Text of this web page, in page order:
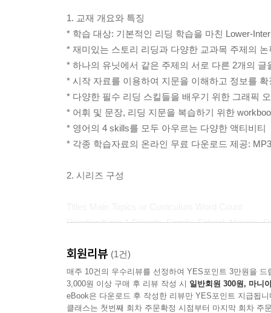
1. 교재 개요와 특징
* 학습 대상: 기본적인 리딩 학습을 마친 Lower-
* 재미있는 스토리 리딩과 다양한 교과목 주제의
* 하나의 유닛에서 같은 주제의 서로 다른 2개의 글
* 시작 자료를 이용하여 지문을 이해하고 정보를
* 다양한 필수 리딩 스킬들을 배우기 위한 그래픽
* 어휘 및 문장, 리딩 지문을 복습하기 위한
* 영어의 4 skills를 모두 아우르는 다양한 액티비티
* 각종 학습자료의 온라인 무료 다운로드 제공:
2. 시리즈 구성
Reading Keys 1 Friends, Family, School, Movies,
Reading Keys 3 Social Studies, Science,
3. 세부 구성 및 내용
회원리뷰 (1건)
매주 10건의 우수리뷰를 선정하여 YES포인트 3만원을 드
3,000원 이상 구매 후 리뷰 작성 시 일반회원 300원, 마니
eBook은 다운로드 후 작성한 리뷰만 YES포인트 지급됩니
클래스는 첫번째 회차 주문확정 시점부터 마지막 회차 주